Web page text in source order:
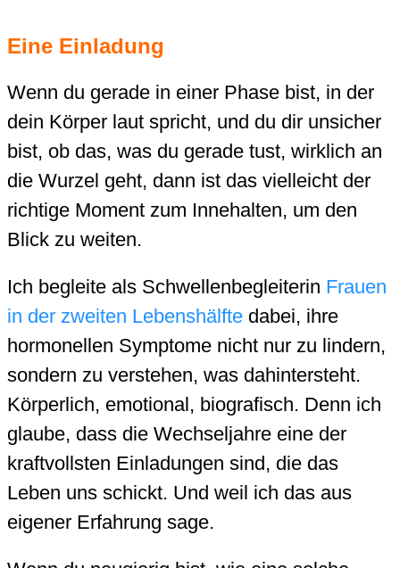
Eine Einladung
Wenn du gerade in einer Phase bist, in der
dein Körper laut spricht, und du dir unsicher
bist, ob das, was du gerade tust, wirklich an
die Wurzel geht, dann ist das vielleicht der
richtige Moment zum Innehalten, um den
Blick zu weiten.
Ich begleite als Schwellenbegleiterin Frauen
in der zweiten Lebenshälfte dabei, ihre
hormonellen Symptome nicht nur zu lindern,
sondern zu verstehen, was dahintersteht.
Körperlich, emotional, biografisch. Denn ich
glaube, dass die Wechseljahre eine der
kraftvollsten Einladungen sind, die das
Leben uns schickt. Und weil ich das aus
eigener Erfahrung sage.